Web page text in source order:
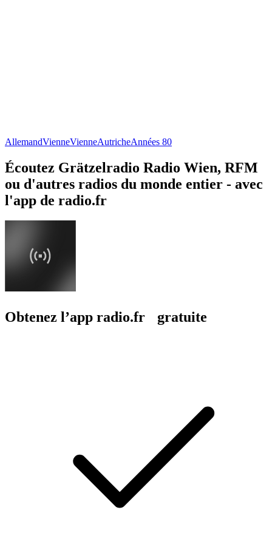
AllemandVienneVienneAutricheAnnées 80
Écoutez Grätzelradio Radio Wien, RFM
ou d'autres radios du monde entier - avec
l'app de radio.fr
Obtenez l’app radio.fr gratuite